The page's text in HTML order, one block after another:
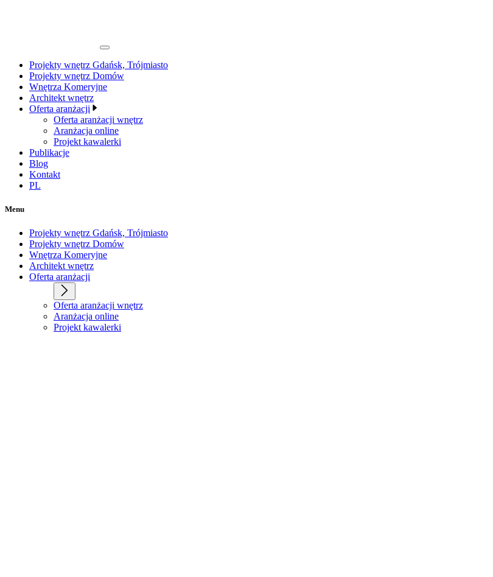
Projekty wnętrz Gdańsk, Trójmiasto
Projekty wnętrz Domów
Wnętrza Komeryjne
Architekt wnętrz
Oferta aranżacji
Oferta aranżacji wnętrz
Aranżacja online
Projekt kawalerki
Publikacje
Blog
Kontakt
PL
Menu
Projekty wnętrz Gdańsk, Trójmiasto
Projekty wnętrz Domów
Wnętrza Komeryjne
Architekt wnętrz
Oferta aranżacji
Oferta aranżacji wnętrz
Aranżacja online
Projekt kawalerki